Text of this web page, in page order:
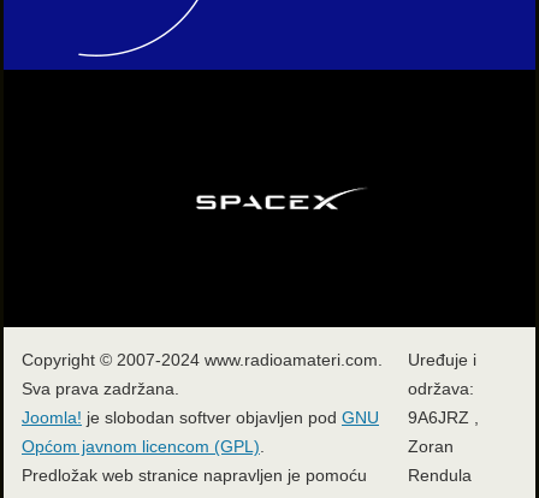
Copyright © 2007-2024 www.radioamateri.com.
Sva prava zadržana.
Joomla! je slobodan softver objavljen pod GNU
Općom javnom licencom (GPL).
Predložak web stranice napravljen je pomoću
Uređuje i
održava:
9A6JRZ ,
Zoran
Rendula